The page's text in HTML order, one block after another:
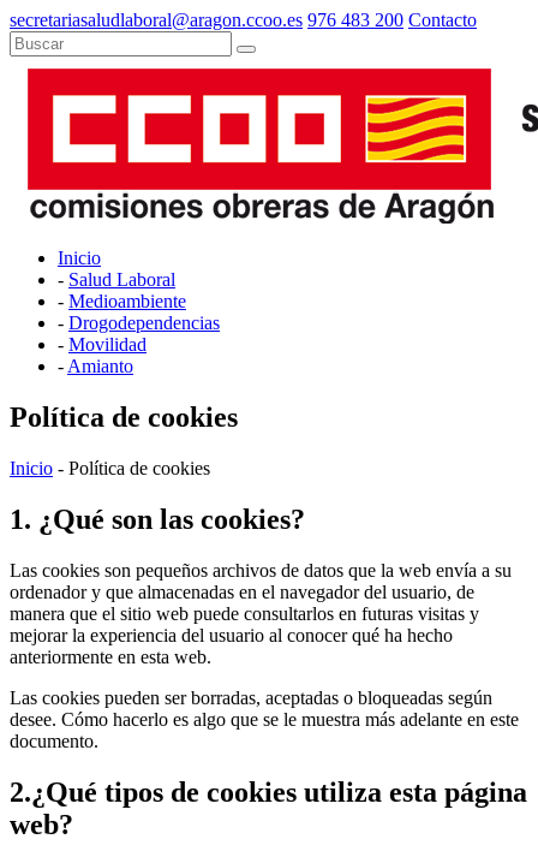
secretariasaludlaboral@aragon.ccoo.es 976 483 200 Contacto
Inicio
- Salud Laboral
- Medioambiente
- Drogodependencias
- Movilidad
- Amianto
Política de cookies
Inicio - Política de cookies
1. ¿Qué son las cookies?
Las cookies son pequeños archivos de datos que la web envía a su
ordenador y que almacenadas en el navegador del usuario, de
manera que el sitio web puede consultarlos en futuras visitas y
mejorar la experiencia del usuario al conocer qué ha hecho
anteriormente en esta web.
Las cookies pueden ser borradas, aceptadas o bloqueadas según
desee. Cómo hacerlo es algo que se le muestra más adelante en este
documento.
2.¿Qué tipos de cookies utiliza esta página
web?